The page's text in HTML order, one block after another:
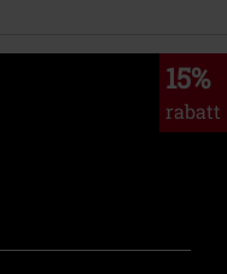
15%
rabatt